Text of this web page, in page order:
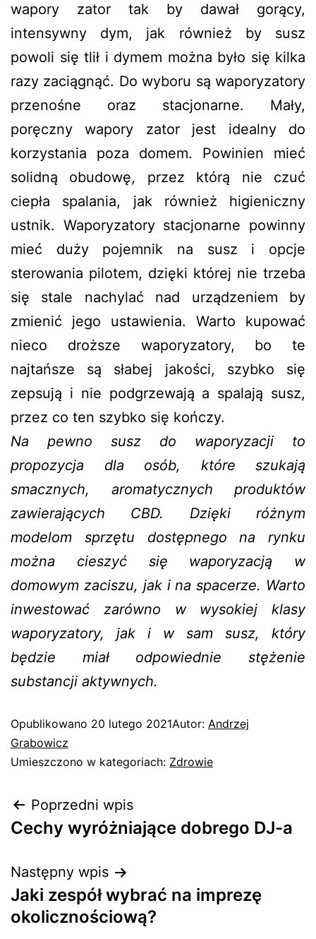
wapory zator tak by dawał gorący,
intensywny dym, jak również by susz
powoli się tlił i dymem można było się kilka
razy zaciągnąć. Do wyboru są waporyzatory
przenośne oraz stacjonarne. Mały,
poręczny wapory zator jest idealny do
korzystania poza domem. Powinien mieć
solidną obudowę, przez którą nie czuć
ciepła spalania, jak również higieniczny
ustnik. Waporyzatory stacjonarne powinny
mieć duży pojemnik na susz i opcje
sterowania pilotem, dzięki której nie trzeba
się stale nachylać nad urządzeniem by
zmienić jego ustawienia. Warto kupować
nieco droższe waporyzatory, bo te
najtańsze są słabej jakości, szybko się
zepsują i nie podgrzewają a spalają susz,
przez co ten szybko się kończy.
Na pewno susz do waporyzacji to
propozycja dla osób, które szukają
smacznych, aromatycznych produktów
zawierających CBD. Dzięki różnym
modelom sprzętu dostępnego na rynku
można cieszyć się waporyzacją w
domowym zaciszu, jak i na spacerze. Warto
inwestować zarówno w wysokiej klasy
waporyzatory, jak i w sam susz, który
będzie miał odpowiednie stężenie
substancji aktywnych.
Opublikowano 20 lutego 2021Autor: Andrzej
Grabowicz
Umieszczono w kategoriach: Zdrowie
Poprzedni wpis
Cechy wyróżniające dobrego DJ-a
Następny wpis
Jaki zespół wybrać na imprezę
okolicznościową?